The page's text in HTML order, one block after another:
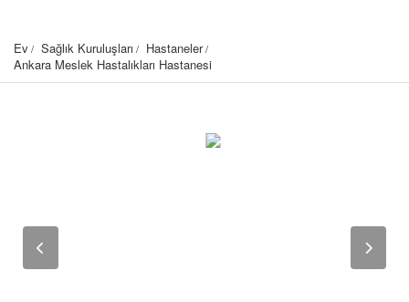
Ev Sağlık Kuruluşları
Hastaneler
Ankara Meslek Hastalıkları Hastanesi